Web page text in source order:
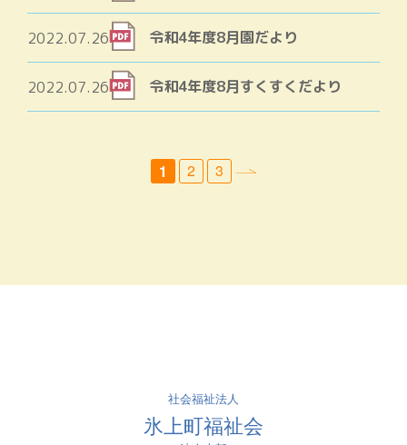
2022.07.26 令和4年度8月園だより
2022.07.26 令和4年度8月すくすくだより
1 2 3
社会福祉法人
氷上町福祉会